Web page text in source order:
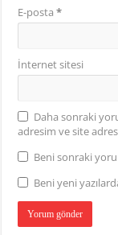
E-posta*
İnternet sitesi
Daha sonraki
adresim ve site
Beni sonraki
Beni yeni